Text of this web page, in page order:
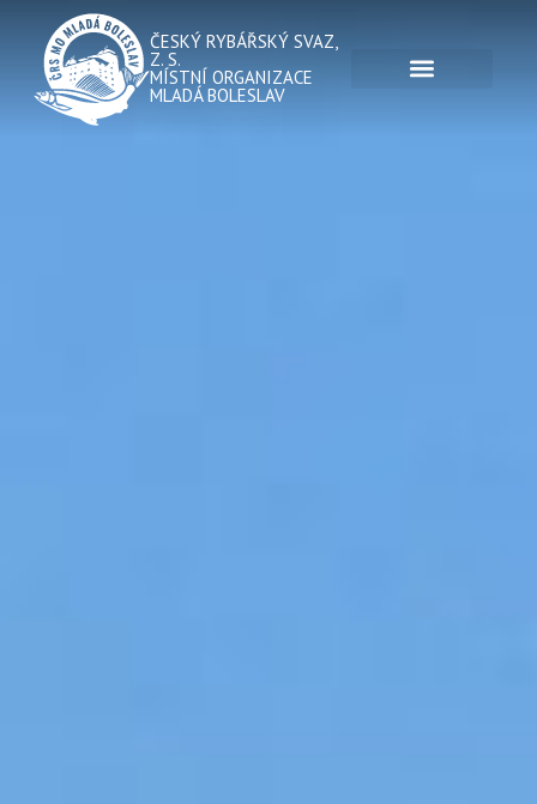
ČESKÝ RYBÁŘSKÝ SVAZ,
Z. S.
MÍSTNÍ ORGANIZACE
MLADÁ BOLESLAV